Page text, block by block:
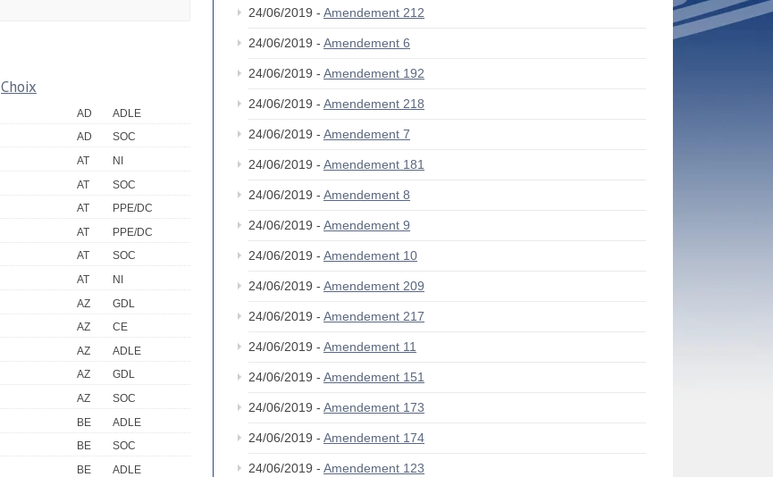
Choix
AD
ADLE
AD
SOC
AT
NI
AT
SOC
AT
PPE/DC
AT
PPE/DC
AT
SOC
AT
NI
AZ
GDL
AZ
CE
AZ
ADLE
AZ
GDL
AZ
SOC
BE
ADLE
BE
SOC
BE
ADLE
24/06/2019 - Amendement 212
24/06/2019 - Amendement 6
24/06/2019 - Amendement 192
24/06/2019 - Amendement 218
24/06/2019 - Amendement 7
24/06/2019 - Amendement 181
24/06/2019 - Amendement 8
24/06/2019 - Amendement 9
24/06/2019 - Amendement 10
24/06/2019 - Amendement 209
24/06/2019 - Amendement 217
24/06/2019 - Amendement 11
24/06/2019 - Amendement 151
24/06/2019 - Amendement 173
24/06/2019 - Amendement 174
24/06/2019 - Amendement 123